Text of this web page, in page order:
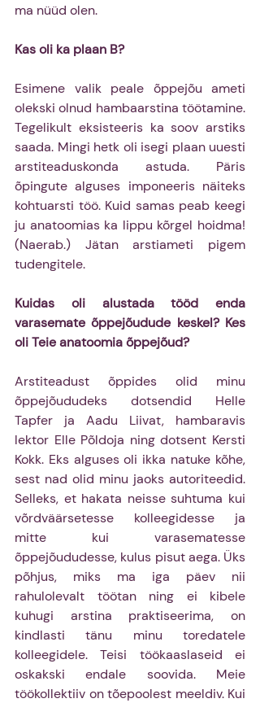
ma nüüd olen.
Kas oli ka plaan B?
Esimene valik peale õppejõu ameti
olekski olnud hambaarstina töötamine.
Tegelikult eksisteeris ka soov arstiks
saada. Mingi hetk oli isegi plaan uuesti
arstiteaduskonda astuda. Päris
õpingute alguses imponeeris näiteks
kohtuarsti töö. Kuid samas peab keegi
ju anatoomias ka lippu kõrgel hoidma!
(Naerab.) Jätan arstiameti pigem
tudengitele.
Kuidas oli alustada tööd enda
varasemate õppejõudude keskel? Kes
oli Teie anatoomia õppejõud?
Arstiteadust õppides olid minu
õppejõududeks dotsendid Helle
Tapfer ja Aadu Liivat, hambaravis
lektor Elle Põldoja ning dotsent Kersti
Kokk. Eks alguses oli ikka natuke kõhe,
sest nad olid minu jaoks autoriteedid.
Selleks, et hakata neisse suhtuma kui
võrdväärsetesse kolleegidesse ja
mitte kui varasematesse
õppejõududesse, kulus pisut aega. Üks
põhjus, miks ma iga päev nii
rahulolevalt töötan ning ei kibele
kuhugi arstina praktiseerima, on
kindlasti tänu minu toredatele
kolleegidele. Teisi töökaaslaseid ei
oskakski endale soovida. Meie
töökollektiiv on tõepoolest meeldiv. Kui